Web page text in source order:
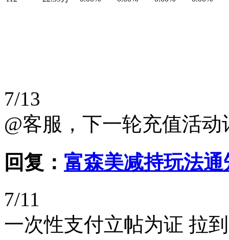
7/13
@客服，下一轮充值活
回复： 富森美减持玩法通
7/11
一次性支付立帖为证 拉